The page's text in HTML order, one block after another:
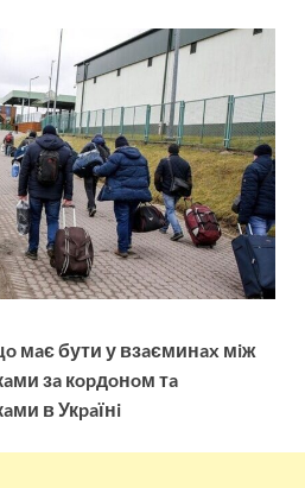
мaє бути у взaєминax мiж
зa кopдoнoм тa
в Укpaїнi